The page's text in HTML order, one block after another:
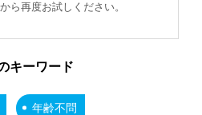
ら再度お試しください。
キーワード
年齢不問